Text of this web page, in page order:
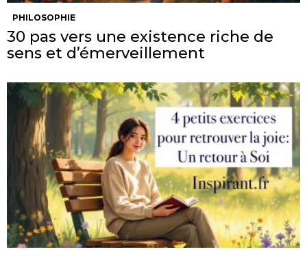
PHILOSOPHIE
30 pas vers une existence riche de
sens et d’émerveillement